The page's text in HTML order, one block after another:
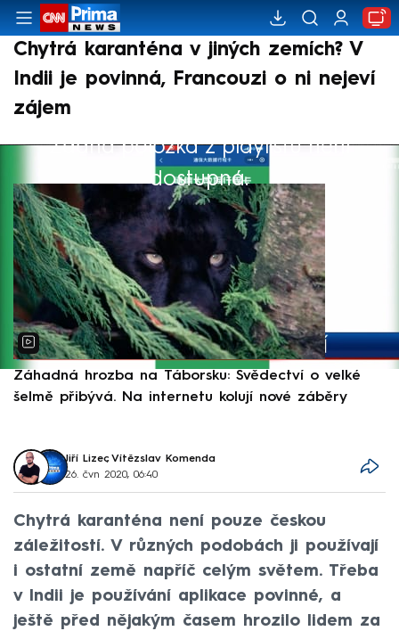
Chytrá karanténa v jiných zemích? V
Indii je povinná, Francouzi o ni nejeví
zájem
Žádná položka z playlistu není
dostupná.
Záhadná hrozba na Táborsku: Svědectví o velké
šelmě přibývá. Na internetu kolují nové záběry
Jiří Lizec, Vítězslav Komenda
26. čvn 2020, 06:40
Chytrá karanténa není pouze českou
záležitostí. V různých podobách ji používají
i ostatní země napříč celým světem. Třeba
v Indii je používání aplikace povinné, a
ještě před nějakým časem hrozilo lidem za